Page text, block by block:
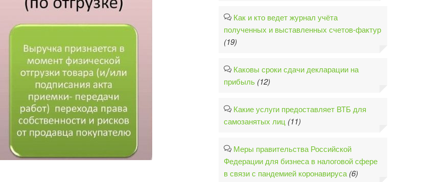
Как и кто ведет журнал учёта
полученных и выставленных счетов-фактур
(19)
Каковы сроки сдачи декларации на
прибыль (12)
Какие услуги предоставляет ВТБ для
самозанятых лиц (11)
Меры правительства Российской
Федерации для бизнеса в налоговой сфере
в связи с пандемией коронавируса (6)